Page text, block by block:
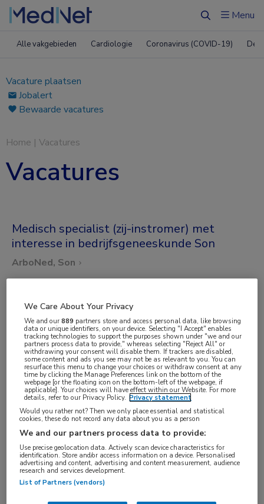
ZoekenMenu
Alle vakgebieden Cardiologie Coronavirus (COVID-19)
Vacature plaatsen
Jobalert
Bewaarde vacatures
Home | Vacatures
Vacatures
Medisch specialist (zij-instromer) met
interesse in bedrijfsgeneeskunde Son
ArboNed, Son
FUNCTIE
Basisarts
BRANCHE
Overige
AANSTELLING
Vaste aanstelling
PLAATSINGSDATUM
28 april 2026
NIVEAU
WO
We Care About Your Privacy
We and our889 partners store and access personal data, like browsing
data or unique identifiers, on your device. Selecting "I Accept" enables
tracking technologies to support the purposes shown under "we and our
partners process data to provide," whereas selecting "Reject All" or
withdrawing your consent will disable them. If trackers are disabled,
some content and ads you see may not be as relevant to you. You can
resurface this menu to change your choices or withdraw consent at any
time by clicking the Manage Preferences link on the bottom of the
webpage [or the floating icon on the bottom-left of the webpage, if
applicable]. Your choices will have effect within our Website. For more
details, refer to our Privacy Policy. Privacy statement
Would you rather not? Then we only place essential and statistical
cookies, these do not record any data about you as a person
We and our partners process data to provide:
Use precise geolocation data. Actively scan device characteristics for
identification. Store and/or access information on a device. Personalised
advertising and content, advertising and content measurement, audience
research and services development.
List of Partners (vendors)